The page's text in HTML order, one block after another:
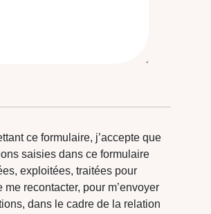
ce formulaire, j’accepte que
saisies dans ce formulaire
exploitées, traitées pour
me recontacter, pour m’envoyer
dans le cadre de la relation